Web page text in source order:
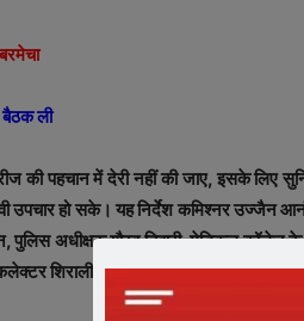
ली
पहचान में देरी नहीं की जाए, इसके लिए
उपचार हो सके। यह निर्देश कमिश्नर उज्जैन
अधीक्षक गौरव तिवारी, मेडिकल कॉलेज
शिराली जैन तथा अन्य प्रशासनिक